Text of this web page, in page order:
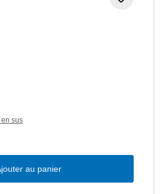
sus
: Entrez la quantité
au panier